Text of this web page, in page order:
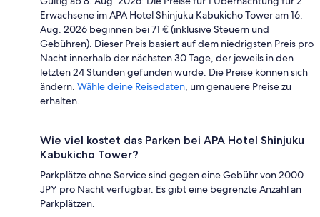
Erwachsene im APA Hotel Shinjuku Kabukicho Tower am 16.
Aug. 2026 beginnen bei 71 € (inklusive Steuern und
Gebühren). Dieser Preis basiert auf dem niedrigsten Preis pro
Nacht innerhalb der nächsten 30 Tage, der jeweils in den
letzten 24 Stunden gefunden wurde. Die Preise können sich
ändern. Wähle deine Reisedaten, um genauere Preise zu
erhalten.
Wie viel kostet das Parken bei APA Hotel Shinjuku
Kabukicho Tower?
Parkplätze ohne Service sind gegen eine Gebühr von 2000
JPY pro Nacht verfügbar. Es gibt eine begrenzte Anzahl an
Parkplätzen.